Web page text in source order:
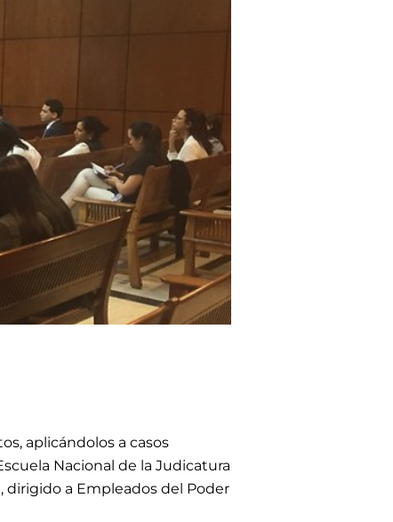
aplicándolos a casos
Nacional de la Judicatura
, dirigido a Empleados del Poder